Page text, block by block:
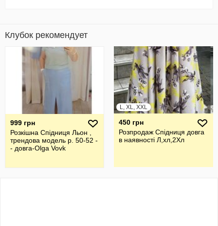
Клубок рекомендует
999 грн
Розкішна Спідниця Льон ,
трендова модель р. 50-52 -
- довга-Olga Vovk
L, XL, XXL
450 грн
Розпродаж Спідниця довга
в наявності Л,хл,2Хл